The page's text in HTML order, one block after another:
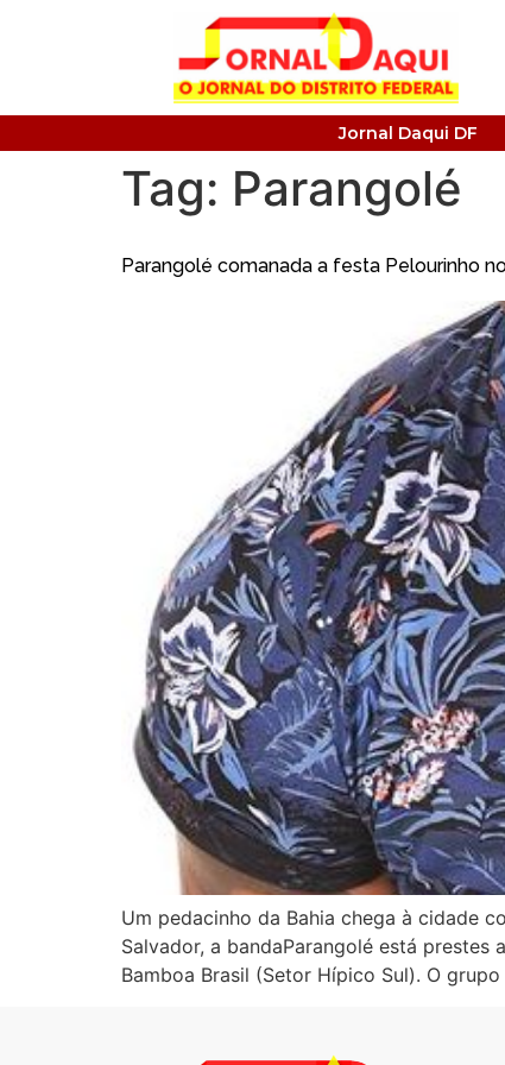
Jornal Daqui DF
Tag: Parangolé
Parangolé comanada a festa Pelourinho
Um pedacinho da Bahia chega à cidade
Salvador, a bandaParangolé está
Bamboa Brasil (Setor Hípico Sul). O